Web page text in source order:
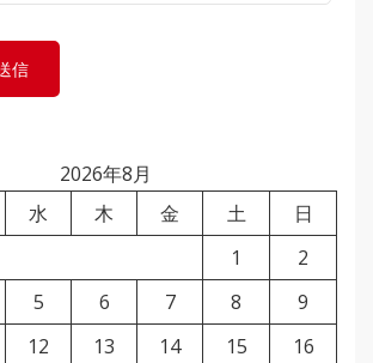
2026年8月
水 木 金 土
日
1
2
5 6 7 8
9
12 13 14 15
16